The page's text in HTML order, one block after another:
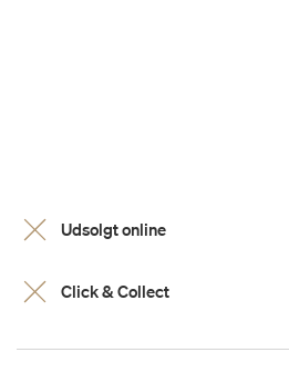
Udsolgt online
Click & Collect